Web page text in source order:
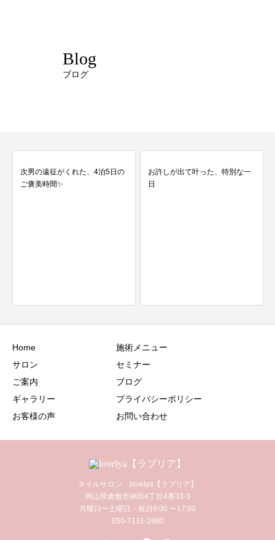
Blog
ブログ
次男の遠征がくれた、4泊5日の
ご褒美時間✨
お許しが出て叶った、特別な一
日
Home
サロン
ご案内
ギャラリー
お客様の声
施術メニュー
セミナー
ブログ
プライバシーポリシー
お問い合わせ
ネイルサロン lovelya【ラブリア】
岡山県倉敷市神田4丁目4番33-3
月曜日〜土曜日・祝日9:00 〜17:00
050-7131-1980